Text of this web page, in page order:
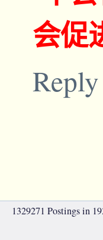
会促
Reply
1329271 Postings in